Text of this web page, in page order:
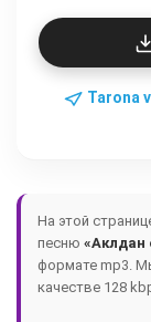
Tarona
На этой
песню «Аклдан
формате mp3.
качестве 128